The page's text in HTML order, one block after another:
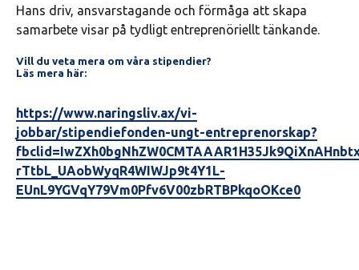
Hans driv, ansvarstagande och förmåga att skapa
samarbete visar på tydligt entreprenöriellt tänkande.
Vill du veta mera om våra stipendier?
Läs mera här:
https://www.naringsliv.ax/vi-
jobbar/stipendiefonden-ungt-entreprenorskap?
rTtbL_UAobWyqR4WIWJp9t4Y1L-
EUnL9YGVqY79Vm0Pfv6V00zbRTBPkqoOKce0